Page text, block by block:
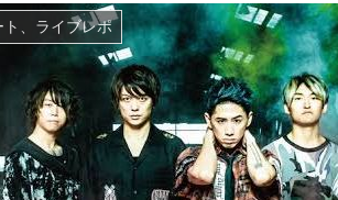
ト、ライブレポ